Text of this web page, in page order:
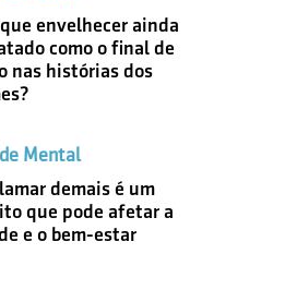
envelhecer ainda
como o final de
nas histórias dos
Mental
demais é um
que pode afetar a
e o bem-estar